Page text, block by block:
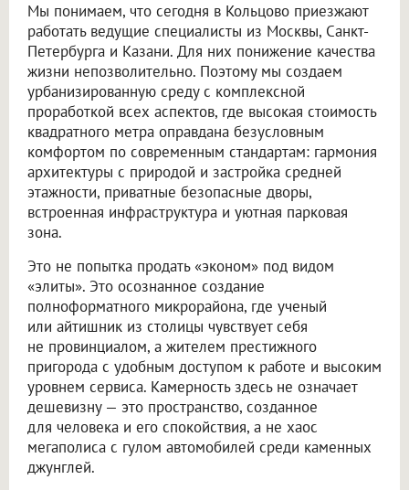
Мы понимаем, что сегодня в Кольцово приезжают
работать ведущие специалисты из Москвы, Санкт-
Петербурга и Казани. Для них понижение качества
жизни непозволительно. Поэтому мы создаем
урбанизированную среду с комплексной
проработкой всех аспектов, где высокая стоимость
квадратного метра оправдана безусловным
комфортом по современным стандартам: гармония
архитектуры с природой и застройка средней
этажности, приватные безопасные дворы,
встроенная инфраструктура и уютная парковая
зона.
Это не попытка продать «эконом» под видом
«элиты». Это осознанное создание
полноформатного микрорайона, где ученый
или айтишник из столицы чувствует себя
не провинциалом, а жителем престижного
пригорода с удобным доступом к работе и высоким
уровнем сервиса. Камерность здесь не означает
дешевизну — это пространство, созданное
для человека и его спокойствия, а не хаос
мегаполиса с гулом автомобилей среди каменных
джунглей.